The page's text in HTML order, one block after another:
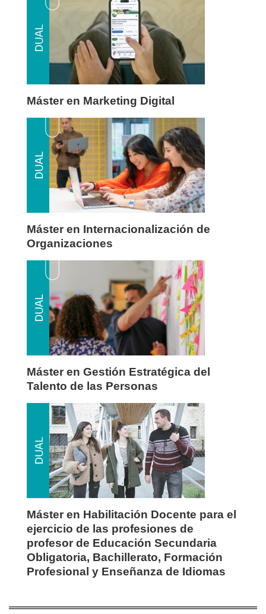
Máster en Marketing Digital
Máster en Internacionalización de
Organizaciones
Máster en Gestión Estratégica del
Talento de las Personas
Máster en Habilitación Docente para el
ejercicio de las profesiones de
profesor de Educación Secundaria
Obligatoria, Bachillerato, Formación
Profesional y Enseñanza de Idiomas